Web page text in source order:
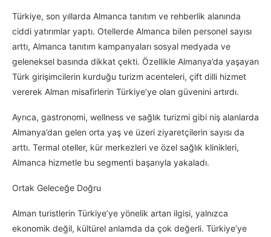
Türkiye, son yıllarda Almanca tanıtım ve rehberlik alanında
ciddi yatırımlar yaptı. Otellerde Almanca bilen personel sayısı
arttı, Almanca tanıtım kampanyaları sosyal medyada ve
geleneksel basında dikkat çekti. Özellikle Almanya’da yaşayan
Türk girişimcilerin kurduğu turizm acenteleri, çift dilli hizmet
vererek Alman misafirlerin Türkiye’ye olan güvenini artırdı.
Ayrıca, gastronomi, wellness ve sağlık turizmi gibi niş alanlarda
Almanya’dan gelen orta yaş ve üzeri ziyaretçilerin sayısı da
arttı. Termal oteller, kür merkezleri ve özel sağlık klinikleri,
Almanca hizmetle bu segmenti başarıyla yakaladı.
Ortak Geleceğe Doğru
Alman turistlerin Türkiye’ye yönelik artan ilgisi, yalnızca
ekonomik değil, kültürel anlamda da çok değerli. Türkiye’ye